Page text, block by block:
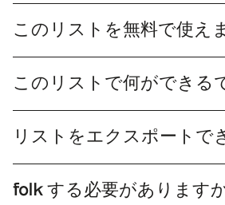
ールと連携し、使いやすいfolk 。
このリストを無料で使え
「リストを見る」をクリックして
確認できます。このリストを自分
合は、「複製」をクリックするだ
可能な編集用バージョンが作成さ
このリストで何ができる
の後、これらの関係をパイプライ
できます。
リストをエクスポートで
トできます。リストを複製し、エ
リックするだけです。
folk する必要があります